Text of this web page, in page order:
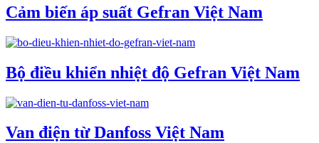
Cảm biến áp suất Gefran Việt Nam
Bộ điều khiển nhiệt độ Gefran Việt Nam
Van điện từ Danfoss Việt Nam